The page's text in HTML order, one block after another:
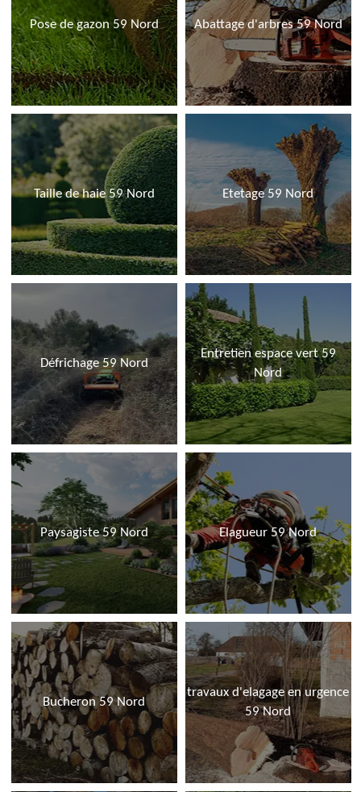
Pose de gazon 59 Nord Abattage d'arbres 59 Nord
Taille de haie 59 Nord Etetage 59 Nord
Défrichage 59 Nord
Entretien espace vert 59
Nord
Paysagiste 59 Nord Elagueur 59 Nord
Bucheron 59 Nord
travaux d'elagage en urgence
59 Nord